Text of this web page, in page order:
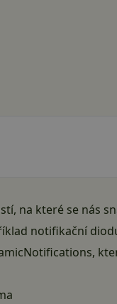
na které se nás
notifikační